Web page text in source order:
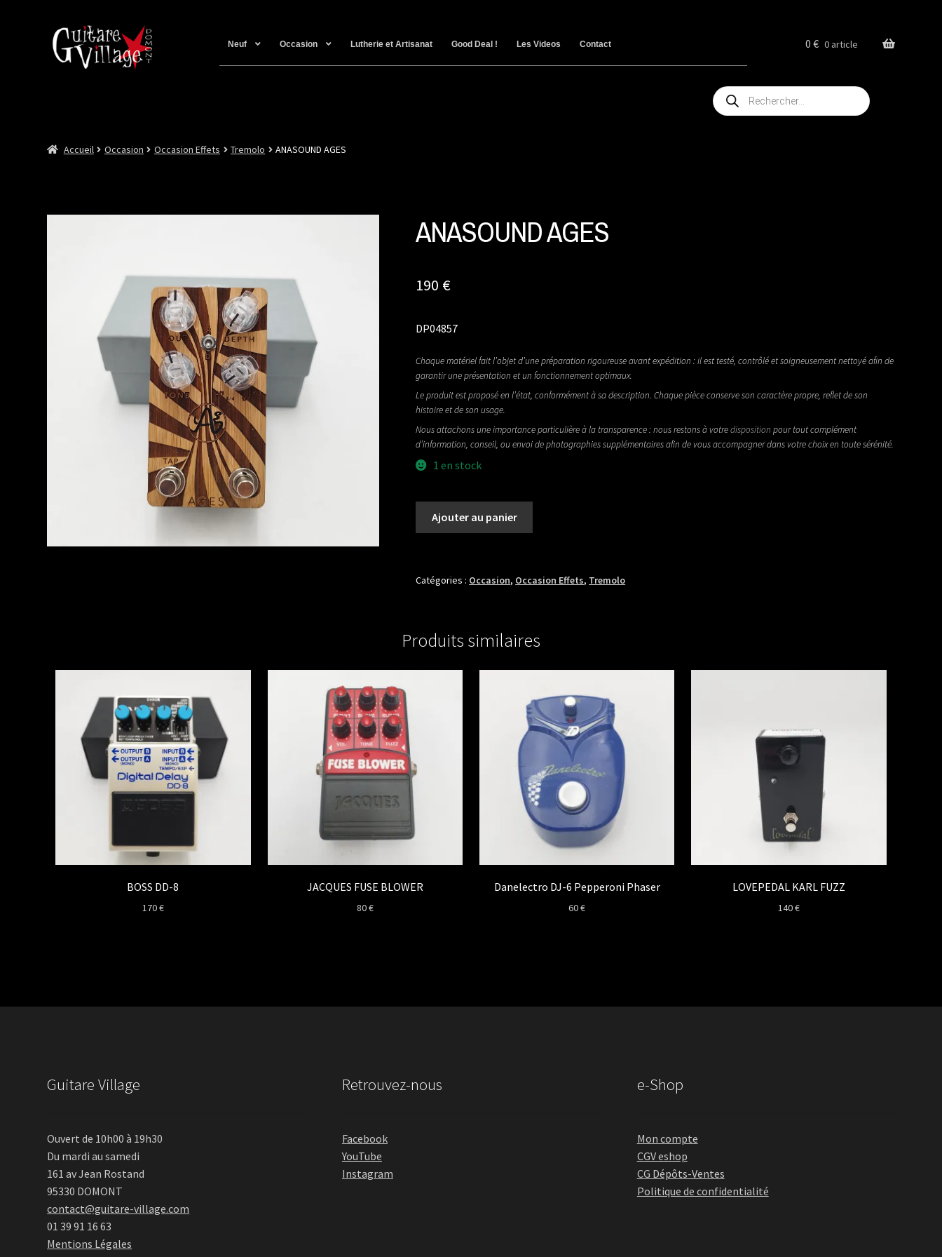
Neuf Occasion Lutherie et Artisanat Good Deal ! Les Videos Contact 0€ 0 article
Recherche
de
produits
Accueil Occasion Occasion Effets Tremolo ANASOUND AGES
ANASOUND AGES
190 €
DP04857
Chaque matériel fait l’objet d’une préparation rigoureuse avant expédition : il est testé, contrôlé et soigneusement nettoyé afin de
garantir une présentation et un fonctionnement optimaux.
Le produit est proposé en l’état, conformément à sa description. Chaque pièce conserve son caractère propre, reflet de son
histoire et de son usage.
Nous attachons une importance particulière à la transparence : nous restons à votredisposition pour tout complément
d’information, conseil, ou envoi de photographies supplémentaires afin de vous accompagner dans votre choix en toute sérénité.
1 en stock
Ajouter au panier
Catégories : Occasion, Occasion Effets, Tremolo
Produits similaires
BOSS DD-8
170€
JACQUES FUSE BLOWER
80€
Danelectro DJ-6 Pepperoni Phaser
60€
LOVEPEDAL KARL FUZZ
140€
Guitare Village
Ouvert de 10h00 à 19h30
Du mardi au samedi
161 av Jean Rostand
95330 DOMONT
contact@guitare-village.com
01 39 91 16 63
Mentions Légales
Retrouvez-nous
Facebook
YouTube
Instagram
e-Shop
Mon compte
CGV eshop
CG Dépôts-Ventes
Politique de confidentialité